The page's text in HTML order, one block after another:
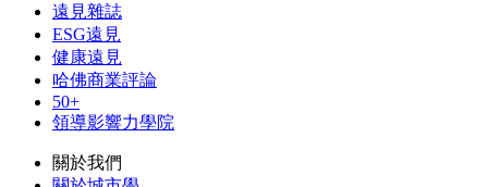
遠見雜誌
ESG遠見
健康遠見
哈佛商業評論
50+
領導影響力學院
關於我們